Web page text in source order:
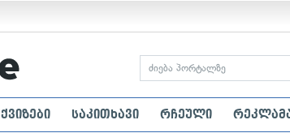
ქვიზები საკითხავი რჩეული